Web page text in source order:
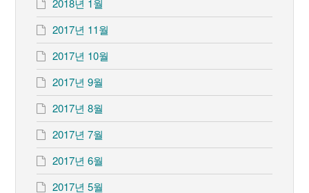
2018년 1월
2017년 11월
2017년 10월
2017년 9월
2017년 8월
2017년 7월
2017년 6월
2017년 5월